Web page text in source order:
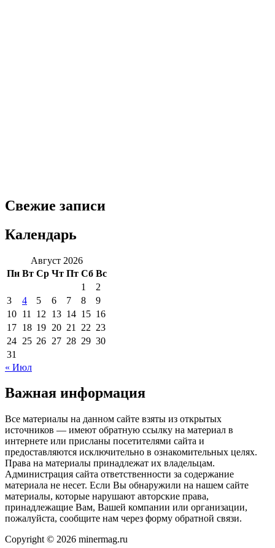
Свежие записи
Календарь
Август 2026
Пн Вт Ср Чт Пт Сб Вс
1
2
3
4 5 6 7 8
9
10 11 12 13 14 15 16
17 18 19 20 21 22 23
24 25 26 27 28 29 30
31
« Июл
Важная информация
Все материалы на данном сайте взяты из открытых
источников — имеют обратную ссылку на материал в
интернете или присланы посетителями сайта и
предоставляются исключительно в ознакомительных целях.
Права на материалы принадлежат их владельцам.
Администрация сайта ответственности за содержание
материала не несет. Если Вы обнаружили на нашем сайте
материалы, которые нарушают авторские права,
принадлежащие Вам, Вашей компании или организации,
пожалуйста, сообщите нам через форму обратной связи.
Copyright © 2026 minermag.ru